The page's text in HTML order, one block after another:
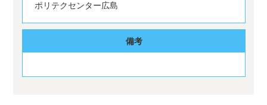
ポリテクセンター広島
備考